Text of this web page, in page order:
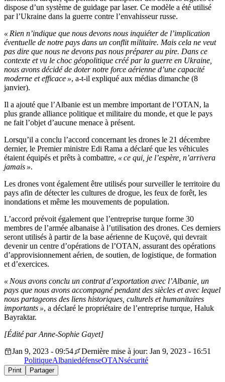
dispose d’un système de guidage par laser. Ce modèle a été utilisé
par l’Ukraine dans la guerre contre l’envahisseur russe.
« Rien n’indique que nous devons nous inquiéter de l’implication
éventuelle de notre pays dans un conflit militaire. Mais cela ne veut
pas dire que nous ne devons pas nous préparer au pire. Dans ce
contexte et vu le choc géopolitique créé par la guerre en Ukraine,
nous avons décidé de doter notre force aérienne d’une capacité
moderne et efficace », a-t-il expliqué aux médias dimanche (8
janvier).
Il a ajouté que l’Albanie est un membre important de l’OTAN, la
plus grande alliance politique et militaire du monde, et que le pays
ne fait l’objet d’aucune menace à présent.
Lorsqu’il a conclu l’accord concernant les drones le 21 décembre
dernier, le Premier ministre Edi Rama a déclaré que les véhicules
étaient équipés et prêts à combattre, « ce qui, je l’espère, n’arrivera
jamais ».
Les drones vont également être utilisés pour surveiller le territoire du
pays afin de détecter les cultures de drogue, les feux de forêt, les
inondations et même les mouvements de population.
L’accord prévoit également que l’entreprise turque forme 30
membres de l’armée albanaise à l’utilisation des drones. Ces derniers
seront utilisés à partir de la base aérienne de Kuçovë, qui devrait
devenir un centre d’opérations de l’OTAN, assurant des opérations
d’approvisionnement aérien, de soutien, de logistique, de formation
et d’exercices.
« Nous avons conclu un contrat d’exportation avec l’Albanie, un
pays que nous avons accompagné pendant des siècles et avec lequel
nous partageons des liens historiques, culturels et humanitaires
importants », a déclaré le propriétaire de l’entreprise turque, Haluk
Bayraktar.
[Édité par Anne-Sophie Gayet]
Jan 9, 2023 - 09:54
Dernière mise à jour: Jan 9, 2023 - 16:51
PolitiqueAlbaniedéfenseOTANsécurité
Print Partager